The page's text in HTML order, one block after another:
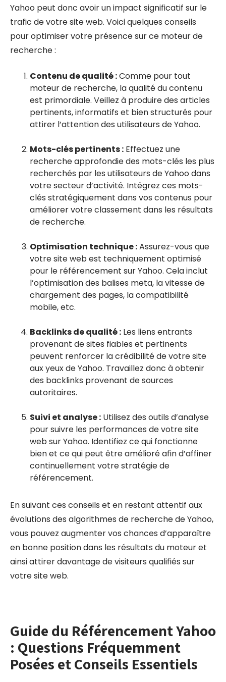
Yahoo peut donc avoir un impact significatif sur le
trafic de votre site web. Voici quelques conseils
pour optimiser votre présence sur ce moteur de
recherche :
Contenu de qualité :Comme pour tout
moteur de recherche, la qualité du contenu
est primordiale. Veillez à produire des articles
pertinents, informatifs et bien structurés pour
attirer l’attention des utilisateurs de Yahoo.
Mots-clés pertinents : Effectuez une
recherche approfondie des mots-clés les plus
recherchés par les utilisateurs de Yahoo dans
votre secteur d’activité. Intégrez ces mots-
clés stratégiquement dans vos contenus pour
améliorer votre classement dans les résultats
de recherche.
Optimisation technique :Assurez-vous que
votre site web est techniquement optimisé
pour le référencement sur Yahoo. Cela inclut
l’optimisation des balises meta, la vitesse de
chargement des pages, la compatibilité
mobile, etc.
Backlinks de qualité : Les liens entrants
provenant de sites fiables et pertinents
peuvent renforcer la crédibilité de votre site
aux yeux de Yahoo. Travaillez donc à obtenir
des backlinks provenant de sources
autoritaires.
Suivi et analyse : Utilisez des outils d’analyse
pour suivre les performances de votre site
web sur Yahoo. Identifiez ce qui fonctionne
bien et ce qui peut être amélioré afin d’affiner
continuellement votre stratégie de
référencement.
En suivant ces conseils et en restant attentif aux
évolutions des algorithmes de recherche de Yahoo,
vous pouvez augmenter vos chances d’apparaître
en bonne position dans les résultats du moteur et
ainsi attirer davantage de visiteurs qualifiés sur
votre site web.
Guide du Référencement Yahoo
: Questions Fréquemment
Posées et Conseils Essentiels